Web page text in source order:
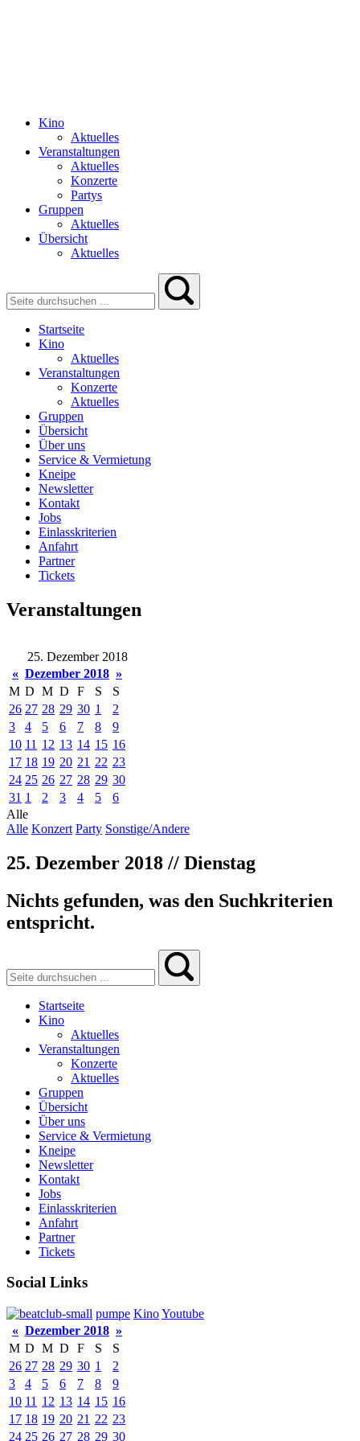
Kino
Aktuelles
Veranstaltungen
Aktuelles
Konzerte
Partys
Gruppen
Aktuelles
Übersicht
Aktuelles
Startseite
Kino
Aktuelles
Veranstaltungen
Konzerte
Aktuelles
Gruppen
Übersicht
Über uns
Service & Vermietung
Kneipe
Newsletter
Kontakt
Jobs
Einlasskriterien
Anfahrt
Partner
Tickets
Veranstaltungen
25. Dezember 2018
« Dezember 2018 »
M D M D F S
S
26 27 28 29 30 1
2
3
4 5 6 7 8
9
10 11 12 13 14 15 16
17 18 19 20 21 22 23
24 25 26 27 28 29 30
31 1 2 3 4 5
6
Alle
Alle Konzert Party Sonstige/Andere
25. Dezember 2018 // Dienstag
Nichts gefunden, was den Suchkriterien
entspricht.
Startseite
Kino
Aktuelles
Veranstaltungen
Konzerte
Aktuelles
Gruppen
Übersicht
Über uns
Service & Vermietung
Kneipe
Newsletter
Kontakt
Jobs
Einlasskriterien
Anfahrt
Partner
Tickets
Social Links
pumpe KinoYoutube
« Dezember 2018 »
M D M D F S
S
26 27 28 29 30 1
2
3
4 5 6 7 8
9
10 11 12 13 14 15 16
17 18 19 20 21 22 23
24 25 26 27 28 29 30